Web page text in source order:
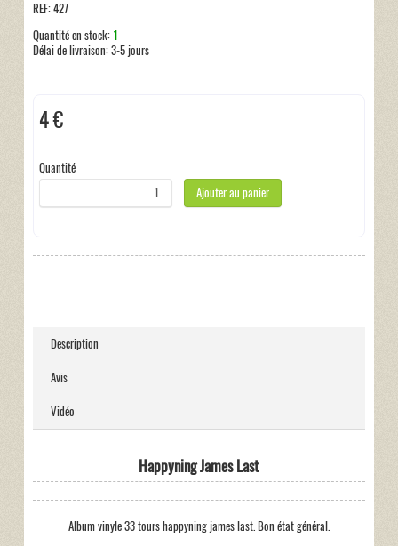
REF:427
Quantité en stock: 1
Délai de livraison:3-5 jours
4 €
Quantité
Ajouter au panier
Description
Avis
Vidéo
Happyning James Last
Album vinyle 33 tours happyning james last. Bon état général.